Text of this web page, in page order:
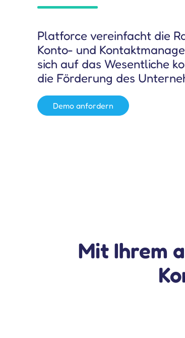
Salesforce-Effektivitätsaudit
Platforce vereinfacht die
Konto- und
sich auf das Wesentliche
die Förderung des
Demo anfordern
Mit Ihrem